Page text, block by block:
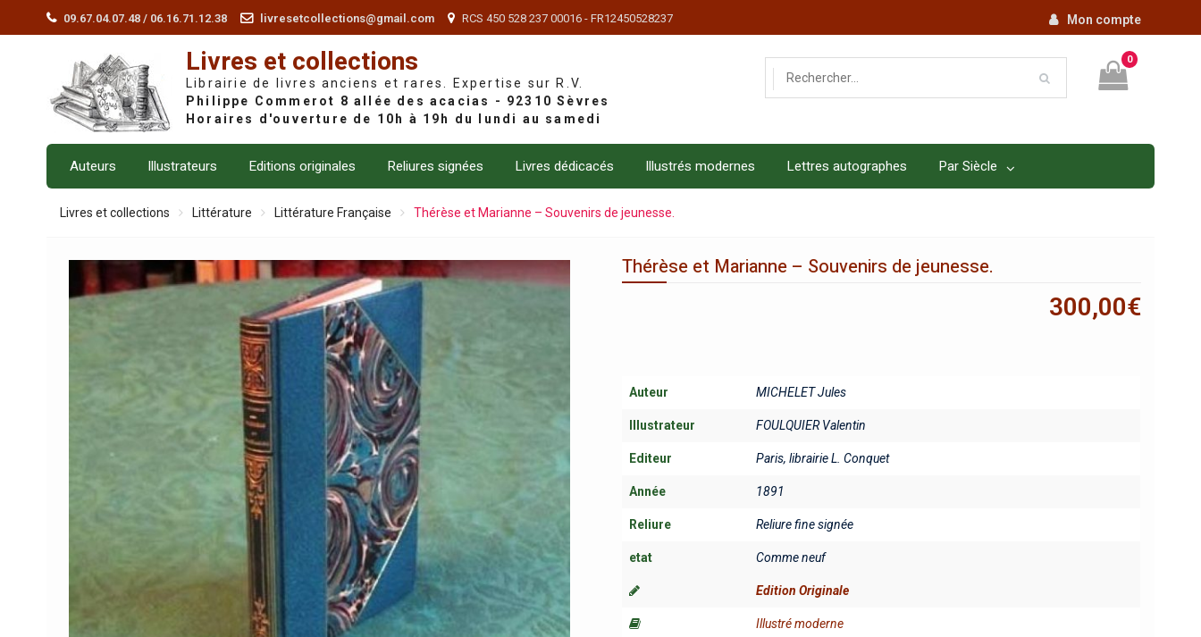
09.67.04.07.48 / 06.16.71.12.38 livresetcollections@gmail.com RCS 450 528 237 00016 - FR12450528237 Mon compte
Livres et collections
Librairie de livres anciens et rares. Expertise sur R.V.
0
Auteurs Illustrateurs Editions originales Reliures signées Livres dédicacés Illustrés modernes Lettres autographes Par Siècle
Livres et collections Littérature Littérature Française Thérèse et Marianne – Souvenirs de jeunesse.
Thérèse et Marianne – Souvenirs de jeunesse.
300,00€
Auteur MICHELET Jules
Illustrateur FOULQUIER Valentin
Editeur Paris, librairie L. Conquet
Année 1891
Reliure Reliure fine signée
etat Comme neuf
Edition Originale
Illustré moderne